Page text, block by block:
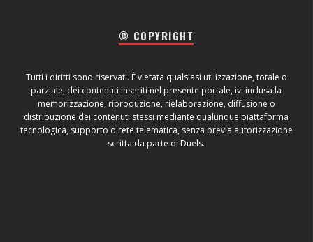
© COPYRIGHT
Tutti i diritti sono riservati. È vietata qualsiasi utilizzazione, totale o
parziale, dei contenuti inseriti nel presente portale, ivi inclusa la
memorizzazione, riproduzione, rielaborazione, diffusione o
distribuzione dei contenuti stessi mediante qualunque piattaforma
tecnologica, supporto o rete telematica, senza previa autorizzazione
scritta da parte di Duels.